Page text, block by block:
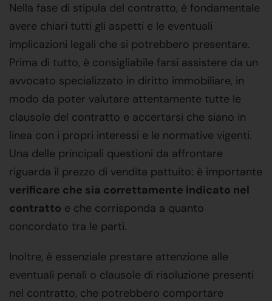
Nella fase di stipula del contratto, è fondamentale
avere chiari tutti gli aspetti e le eventuali
implicazioni legali che si potrebbero presentare.
Prima di tutto, è consigliabile farsi assistere da un
avvocato specializzato in diritto immobiliare, in
modo da poter valutare attentamente tutte le
clausole del contratto e accertarsi che siano in
linea con i propri interessi e le normative vigenti.
Una delle principali questioni da affrontare
riguarda il prezzo di vendita pattuito: è importante
verificare che sia correttamente indicato nel
contratto e che corrisponda a quanto
concordato tra le parti.
Inoltre, è essenziale prestare attenzione alle
eventuali penali o clausole di risoluzione presenti
nel contratto, che potrebbero comportare